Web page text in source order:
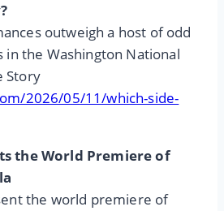
outweigh a host of odd
in the Washington National
Story
2026/05/11/which-side-
the World Premiere of
the world premiere of